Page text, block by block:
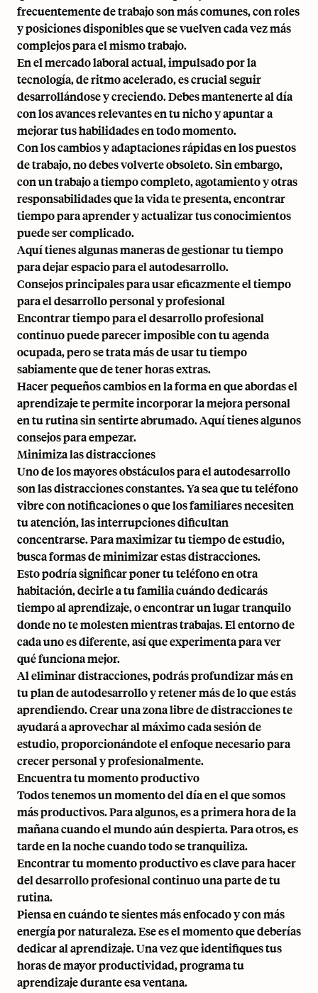
frecuentemente de trabajo son más comunes, con roles
y posiciones disponibles que se vuelven cada vez más
complejos para el mismo trabajo.
En el mercado laboral actual,impulsado por la
tecnología, de ritmo acelerado, es crucial seguir
desarrollándose y creciendo. Debes mantenerte al día
con los avances relevantes en tu nicho y apuntar a
mejorar tus habilidades en todo momento.
Con los cambios y adaptaciones rápidas en los puestos
de trabajo, no debes volverte obsoleto. Sin embargo,
con un trabajo a tiempo completo, agotamiento y otras
responsabilidades que la vida te presenta, encontrar
tiempo para aprender y actualizar tus conocimientos
puede ser complicado.
Aquí tienes algunas maneras de gestionar tu tiempo
para dejar espacio para el autodesarrollo.
Consejos principales para usar eficazmente el tiempo
para el desarrollo personal y profesional
Encontrar tiempo para el desarrollo profesional
continuo puede parecer imposible con tu agenda
ocupada, pero se trata más de usar tu tiempo
sabiamente que de tener horas extras.
Hacer pequeños cambios en la forma en que abordas el
aprendizaje te permite incorporar la mejora personal
en tu rutina sin sentirte abrumado. Aquí tienes algunos
consejos para empezar.
Minimiza las distracciones
Uno de los mayores obstáculos para el autodesarrollo
son las distracciones constantes. Ya sea que tu teléfono
vibre con notificaciones o que los familiares necesiten
tu atención, las interrupciones dificultan
concentrarse. Para maximizar tu tiempo de estudio,
busca formas de minimizar estas distracciones.
Esto podría significar poner tu teléfono en otra
habitación, decirle a tu familia cuándo dedicarás
tiempo al aprendizaje, o encontrar un lugar tranquilo
donde no te molesten mientras trabajas. El entorno de
cada uno es diferente, así que experimenta para ver
qué funciona mejor.
Al eliminar distracciones, podrás profundizar más en
tu plan de autodesarrollo y retener más de lo que estás
aprendiendo. Crear una zona libre de distracciones te
ayudará a aprovechar al máximo cada sesión de
estudio, proporcionándote el enfoque necesario para
crecer personal y profesionalmente.
Encuentra tu momento productivo
Todos tenemos un momento del día en el que somos
más productivos. Para algunos, es a primera hora de la
mañana cuando el mundo aún despierta. Para otros, es
tarde en la noche cuando todo se tranquiliza.
Encontrar tu momento productivo es clave para hacer
del desarrollo profesional continuo una parte de tu
rutina.
Piensa en cuándo te sientes más enfocado y con más
energía por naturaleza. Ese es el momento que deberías
dedicar al aprendizaje. Una vez que identifiques tus
horas de mayor productividad, programa tu
aprendizaje durante esa ventana.